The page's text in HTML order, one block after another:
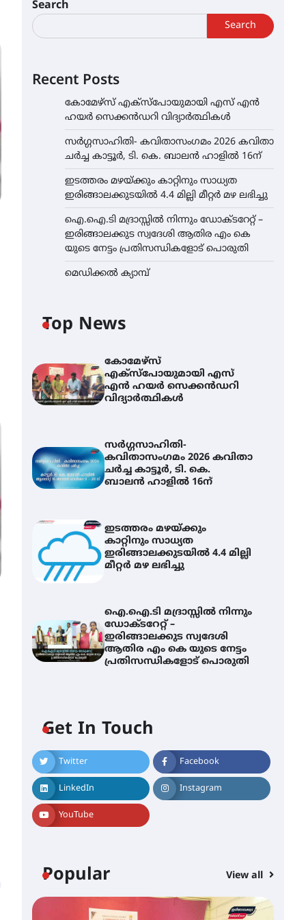
Search
Search
Recent Posts
കോമേഴ്സ് എക്സ്പോയുമായി എസ് എൻ
ഹയർ സെക്കൻഡറി വിദ്യാർത്ഥികൾ
സർഗ്ഗസാഹിതി- കവിതാസംഗമം 2026 കവിതാ
ചർച്ച കാട്ടൂർ, ടി. കെ. ബാലൻ ഹാളിൽ 16ന്
ഇടത്തരം മഴയ്ക്കും കാറ്റിനും സാധ്യത
ഇരിങ്ങാലക്കുടയിൽ 4.4 മില്ലി മീറ്റർ മഴ ലഭിച്ചു
ഐ.ഐ.ടി മദ്രാസ്സിൽ നിന്നും ഡോക്ടറേറ്റ് –
ഇരിങ്ങാലക്കുട സ്വദേശി ആതിര എം കെ
യുടെ നേട്ടം പ്രതിസന്ധികളോട് പൊരുതി
മെഡിക്കൽ ക്യാമ്പ്
Top News
കോമേഴ്സ്
എക്സ്പോയുമായി എസ്
എൻ ഹയർ സെക്കൻഡറി
വിദ്യാർത്ഥികൾ
സർഗ്ഗസാഹിതി-
കവിതാസംഗമം 2026 കവിതാ
ചർച്ച കാട്ടൂർ, ടി. കെ.
ബാലൻ ഹാളിൽ 16ന്
ഇടത്തരം മഴയ്ക്കും
കാറ്റിനും സാധ്യത
ഇരിങ്ങാലക്കുടയിൽ 4.4 മില്ലി
മീറ്റർ മഴ ലഭിച്ചു
ഐ.ഐ.ടി മദ്രാസ്സിൽ നിന്നും
ഡോക്ടറേറ്റ് –
ഇരിങ്ങാലക്കുട സ്വദേശി
ആതിര എം കെ യുടെ നേട്ടം
പ്രതിസന്ധികളോട് പൊരുതി
Get In Touch
Twitter Facebook
LinkedIn Instagram
YouTube
Popular View all
സർഗ്ഗസാഹിതി-
കവിതാസംഗമം 2026 കവിതാ
ചർച്ച കാട്ടൂർ, ടി. കെ. ബാലൻ
ഹാളിൽ 16ന്
സാധ്യത ഇരിങ്ങാലക്കുടയിൽ
4.4 മില്ലി മീറ്റർ മഴ ലഭിച്ചു
August 6, 2026